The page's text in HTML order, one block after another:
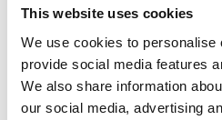
This website uses cookies
We use cookies to personalise
provide social media features
We also share information
our social media, advertising
5. April 2022 | AMG
finalisieren die
Lithiumhydroxid-